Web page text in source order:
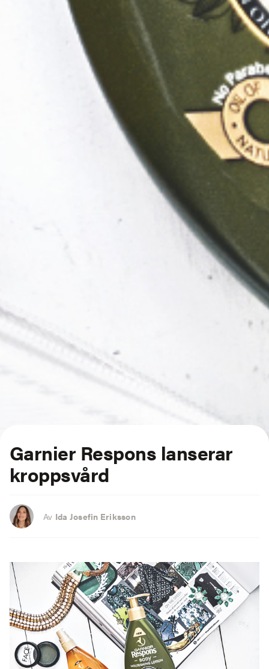
Garnier Respons lanserar
kroppsvård
Av Ida Josefin Eriksson